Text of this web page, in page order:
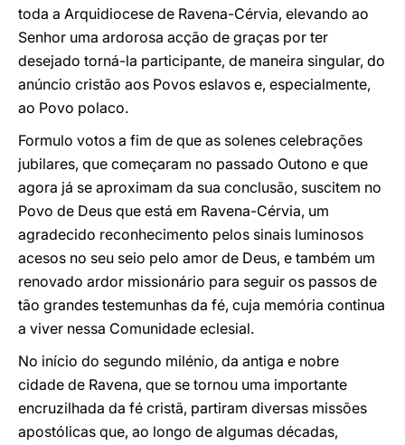
toda a Arquidiocese de Ravena-Cérvia, elevando ao
Senhor uma ardorosa acção de graças por ter
desejado torná-la participante, de maneira singular, do
anúncio cristão aos Povos eslavos e, especialmente,
ao Povo polaco.
Formulo votos a fim de que as solenes celebrações
jubilares, que começaram no passado Outono e que
agora já se aproximam da sua conclusão, suscitem no
Povo de Deus que está em Ravena-Cérvia, um
agradecido reconhecimento pelos sinais luminosos
acesos no seu seio pelo amor de Deus, e também um
renovado ardor missionário para seguir os passos de
tão grandes testemunhas da fé, cuja memória continua
a viver nessa Comunidade eclesial.
No início do segundo milénio, da antiga e nobre
cidade de Ravena, que se tornou uma importante
encruzilhada da fé cristã, partiram diversas missões
apostólicas que, ao longo de algumas décadas,